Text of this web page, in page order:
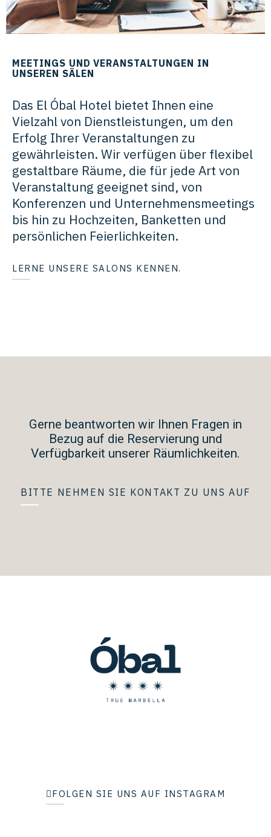
MEETINGS UND VERANSTALTUNGEN IN
UNSEREN SÄLEN
Das El Óbal Hotel bietet Ihnen eine
Vielzahl von Dienstleistungen, um den
Erfolg Ihrer Veranstaltungen zu
gewährleisten. Wir verfügen über flexibel
gestaltbare Räume, die für jede Art von
Veranstaltung geeignet sind, von
Konferenzen und Unternehmensmeetings
bis hin zu Hochzeiten, Banketten und
persönlichen Feierlichkeiten.
LERNE UNSERE SALONS KENNEN.
Gerne beantworten wir Ihnen Fragen in
Bezug auf die Reservierung und
Verfügbarkeit unserer Räumlichkeiten.
BITTE NEHMEN SIE KONTAKT ZU UNS AUF
FOLGEN SIE UNS AUF INSTAGRAM